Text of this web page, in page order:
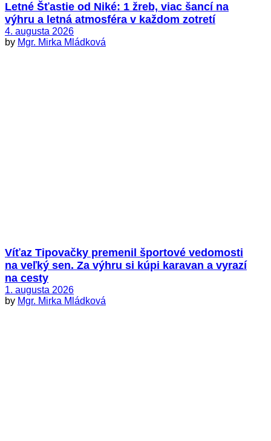
Letné Šťastie od Niké: 1 žreb, viac šancí na
výhru a letná atmosféra v každom zotretí
4. augusta 2026
by Mgr. Mirka Mládková
Víťaz Tipovačky premenil športové vedomosti
na veľký sen. Za výhru si kúpi karavan a vyrazí
na cesty
1. augusta 2026
by Mgr. Mirka Mládková